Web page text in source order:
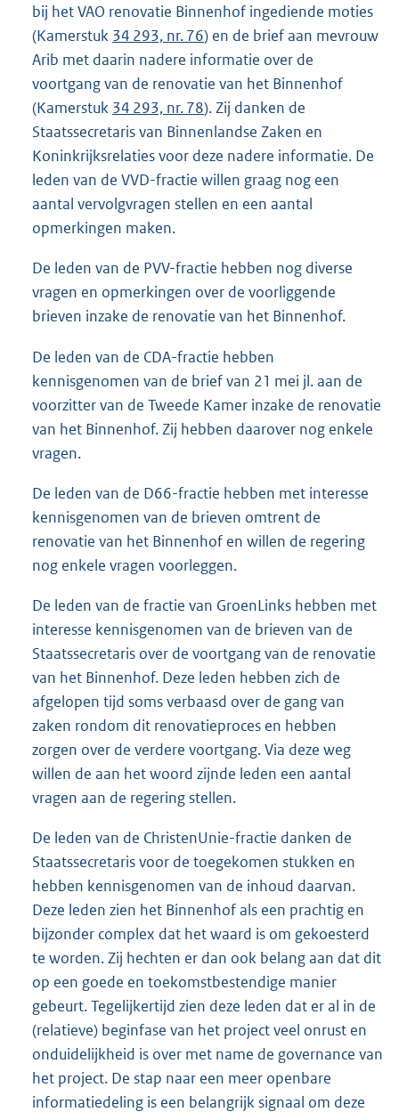
bij het VAO renovatie Binnenhof ingediende moties
(Kamerstuk 34 293, nr. 76) en de brief aan mevrouw
Arib met daarin nadere informatie over de
voortgang van de renovatie van het Binnenhof
(Kamerstuk 34 293, nr. 78). Zij danken de
Staatssecretaris van Binnenlandse Zaken en
Koninkrijksrelaties voor deze nadere informatie. De
leden van de VVD-fractie willen graag nog een
aantal vervolgvragen stellen en een aantal
opmerkingen maken.
De leden van de PVV-fractie hebben nog diverse
vragen en opmerkingen over de voorliggende
brieven inzake de renovatie van het Binnenhof.
De leden van de CDA-fractie hebben
kennisgenomen van de brief van 21 mei jl. aan de
voorzitter van de Tweede Kamer inzake de renovatie
van het Binnenhof. Zij hebben daarover nog enkele
vragen.
De leden van de D66-fractie hebben met interesse
kennisgenomen van de brieven omtrent de
renovatie van het Binnenhof en willen de regering
nog enkele vragen voorleggen.
De leden van de fractie van GroenLinks hebben met
interesse kennisgenomen van de brieven van de
Staatssecretaris over de voortgang van de renovatie
van het Binnenhof. Deze leden hebben zich de
afgelopen tijd soms verbaasd over de gang van
zaken rondom dit renovatieproces en hebben
zorgen over de verdere voortgang. Via deze weg
willen de aan het woord zijnde leden een aantal
vragen aan de regering stellen.
De leden van de ChristenUnie-fractie danken de
Staatssecretaris voor de toegekomen stukken en
hebben kennisgenomen van de inhoud daarvan.
Deze leden zien het Binnenhof als een prachtig en
bijzonder complex dat het waard is om gekoesterd
te worden. Zij hechten er dan ook belang aan dat dit
op een goede en toekomstbestendige manier
gebeurt. Tegelijkertijd zien deze leden dat er al in de
(relatieve) beginfase van het project veel onrust en
onduidelijkheid is over met name de governance van
het project. De stap naar een meer openbare
informatiedeling is een belangrijk signaal om deze